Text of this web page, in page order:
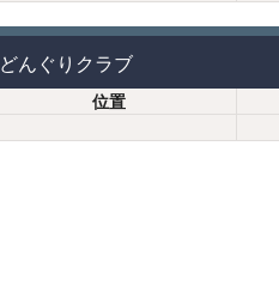
どんぐりクラブ
位置